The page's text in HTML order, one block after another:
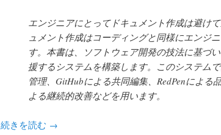
エンジニアにとってドキュメント作成は避け
ュメント作成はコーディングと同様にエンジ
す。本書は、ソフトウェア開発の技法に基づ
援するシステムを構築します。このシステム
管理、GitHubによる共同編集、RedPenによる
よる継続的改善などを用います。
続きを読む →